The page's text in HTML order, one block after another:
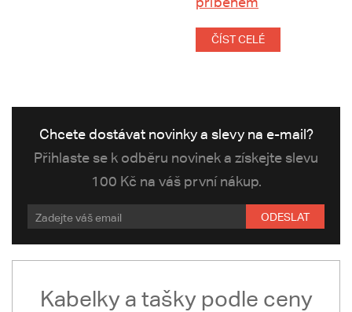
ČÍST CELÉ
Chcete dostávat novinky a slevy na e-mail?
Přihlaste se k odběru novinek a získejte slevu
100 Kč na váš první nákup.
ODESLAT
Kabelky a tašky podle ceny